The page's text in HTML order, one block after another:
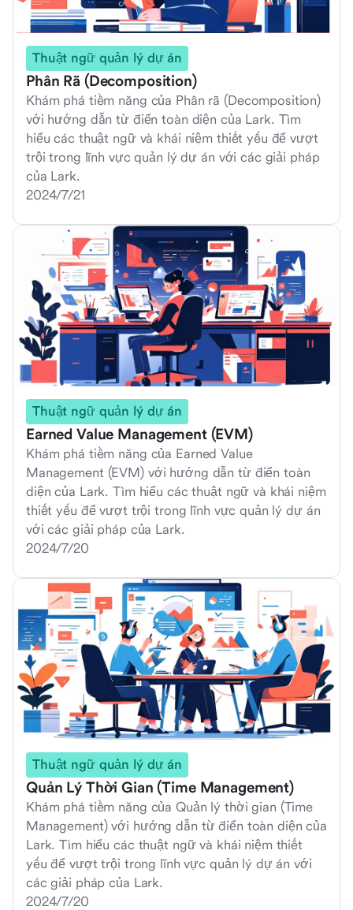
Thuật ngữ quản lý dự án
Phân Rã (Decomposition)
Khám phá tiềm năng của Phân rã (Decomposition)
với hướng dẫn từ điển toàn diện của Lark. Tìm
hiểu các thuật ngữ và khái niệm thiết yếu để vượt
trội trong lĩnh vực quản lý dự án với các giải pháp
của Lark.
2024/7/21
Thuật ngữ quản lý dự án
Earned Value Management (EVM)
Khám phá tiềm năng của Earned Value
Management (EVM) với hướng dẫn từ điển toàn
diện của Lark. Tìm hiểu các thuật ngữ và khái niệm
thiết yếu để vượt trội trong lĩnh vực quản lý dự án
với các giải pháp của Lark.
2024/7/20
Thuật ngữ quản lý dự án
Quản Lý Thời Gian (Time Management)
Khám phá tiềm năng của Quản lý thời gian (Time
Management) với hướng dẫn từ điển toàn diện của
Lark. Tìm hiểu các thuật ngữ và khái niệm thiết
yếu để vượt trội trong lĩnh vực quản lý dự án với
các giải pháp của Lark.
2024/7/20